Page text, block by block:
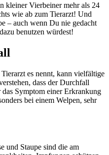
kleiner Vierbeiner mehr als 24
wie ab zum Tierarzt! Und
– auch wenn Du nie gedacht
benutzen würdest!
es nennt, kann vielfältige
dass der Durchfall
Symptom einer Erkrankung
bei einem Welpen, sehr
und Staupe sind die am